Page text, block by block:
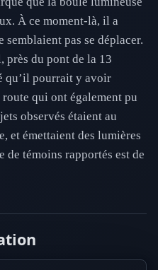
À ce moment-là, il a
pas se déplacer.
près du pont de la 13
qu’il pourrait y avoir
qui ont également pu
observés étaient au
et émettaient des lumières
de témoins rapportés est de